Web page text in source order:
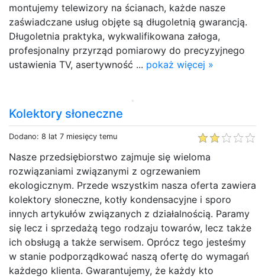
montujemy telewizory na ścianach, każde nasze
zaświadczane usług objęte są długoletnią gwarancją.
Długoletnia praktyka, wykwalifikowana załoga,
profesjonalny przyrząd pomiarowy do precyzyjnego
ustawienia TV, asertywność ... pokaż więcej »
Kolektory słoneczne
Dodano: 8 lat 7 miesięcy temu
Nasze przedsiębiorstwo zajmuje się wieloma
rozwiązaniami związanymi z ogrzewaniem
ekologicznym. Przede wszystkim nasza oferta zawiera
kolektory słoneczne, kotły kondensacyjne i sporo
innych artykułów związanych z działalnością. Paramy
się lecz i sprzedażą tego rodzaju towarów, lecz także
ich obsługą a także serwisem. Oprócz tego jesteśmy
w stanie podporządkować naszą ofertę do wymagań
każdego klienta. Gwarantujemy, że każdy kto